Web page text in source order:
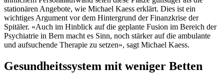
stationären Angebote, wie Michael Kaess erklärt. Dies ist ein
wichtiges Argument vor dem Hintergrund der Finanzkrise der
Spitäler. «Auch im Hinblick auf die geplante Fusion im Bereich der
Psychiatrie in Bern macht es Sinn, noch stärker auf die ambulante
und aufsuchende Therapie zu setzen», sagt Michael Kaess.
Gesundheitssystem mit weniger Betten